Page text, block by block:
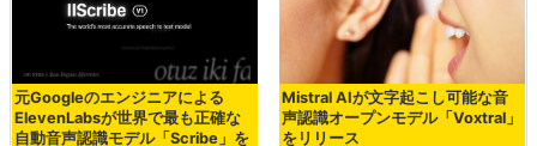
元Googleのエンジニアによる
ElevenLabsが世界で最も正確な
自動音声認識モデル「Scribe」を
Mistral AIが文字起こし可能な音
声認識オープンモデル「Voxtral」
をリリース